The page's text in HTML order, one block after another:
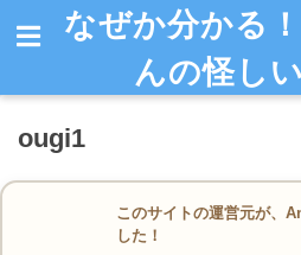
なぜか分かる
んの怪し
ougi1
このサイトの運営元が、
した！